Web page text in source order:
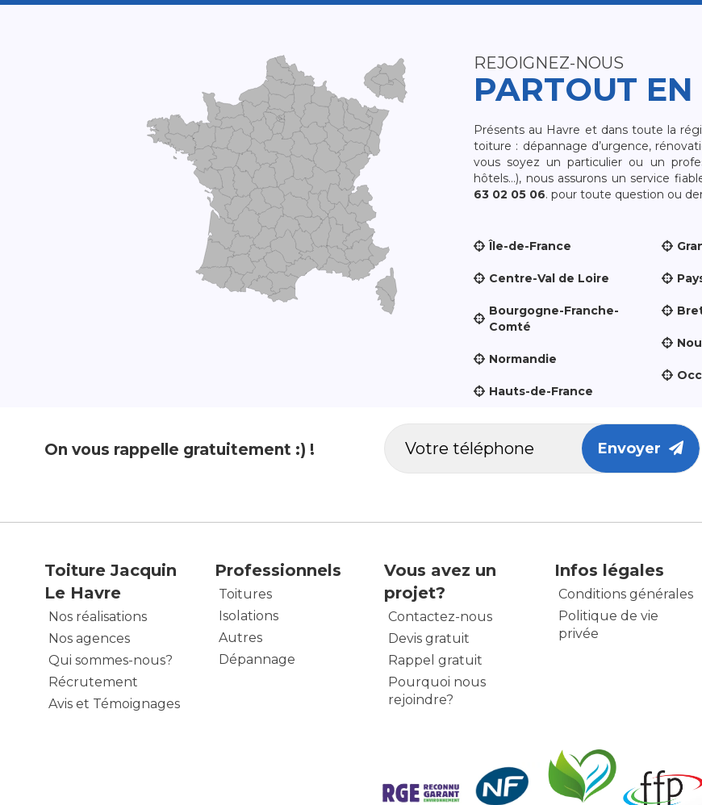
REJOIGNEZ-NOUS
PARTOUT
Présents au Havre et dans toute la
toiture : dépannage d’urgence,
vous soyez un particulier ou un
hôtels…), nous assurons un service
63 02 05 06. pour toute question ou
Île-de-France
Centre-Val de Loire
Bourgogne-Franche-
Comté
Normandie
Hauts-de-France
On vous rappelle gratuitement :) ! Envoyer
Toiture Jacquin
Le Havre
Nos réalisations
Nos agences
Qui sommes-nous?
Récrutement
Avis et Témoignages
Professionnels
Toitures
Isolations
Autres
Dépannage
Vous avez un
projet?
Contactez-nous
Devis gratuit
Rappel gratuit
Pourquoi nous
rejoindre?
Infos légales
Conditions générales
Politique de vie
privée